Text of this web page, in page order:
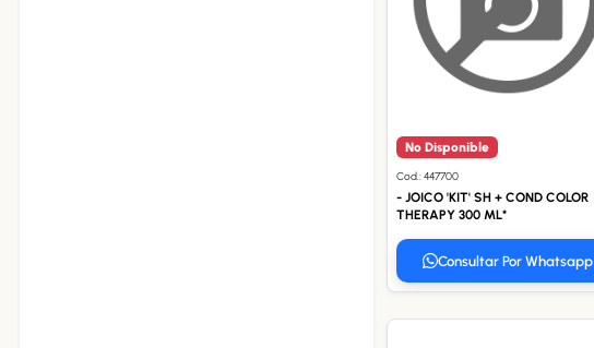
No Disponible
Cod.: 447700
- JOICO 'KIT' SH + COND COLOR
THERAPY 300 ML*
Consultar Por Whatsapp